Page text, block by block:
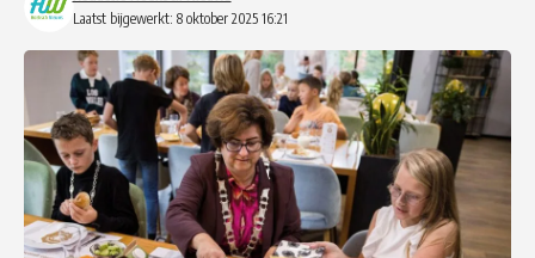
Laatst bijgewerkt: 8 oktober 2025 16:21